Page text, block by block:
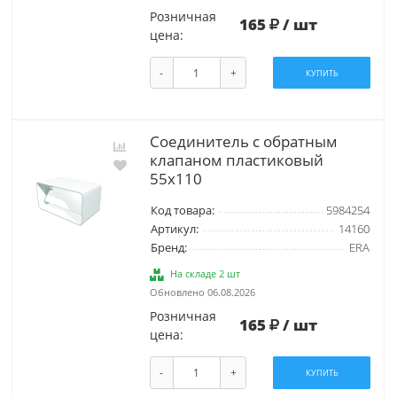
Розничная
цена:
165 / шт
- + КУПИТЬ
Соединитель с обратным
клапаном пластиковый
55х110
Код товара:
5984254
Артикул:
14160
Бренд:
ERA
На складе 2 шт
Обновлено 06.08.2026
Розничная
цена:
165 / шт
- + КУПИТЬ